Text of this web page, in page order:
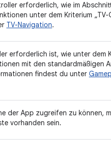
erforderlich, wie im
unter dem Kriterium
TV-Navigation.
erforderlich ist, wie unter dem
mit den standardmäßigen
findest du unter
der App zugreifen zu können,
vorhanden sein.